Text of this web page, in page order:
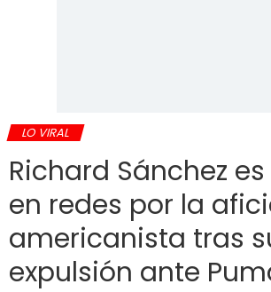
LO VIRAL
Richard Sánchez
en redes por la
americanista tras
expulsión ante